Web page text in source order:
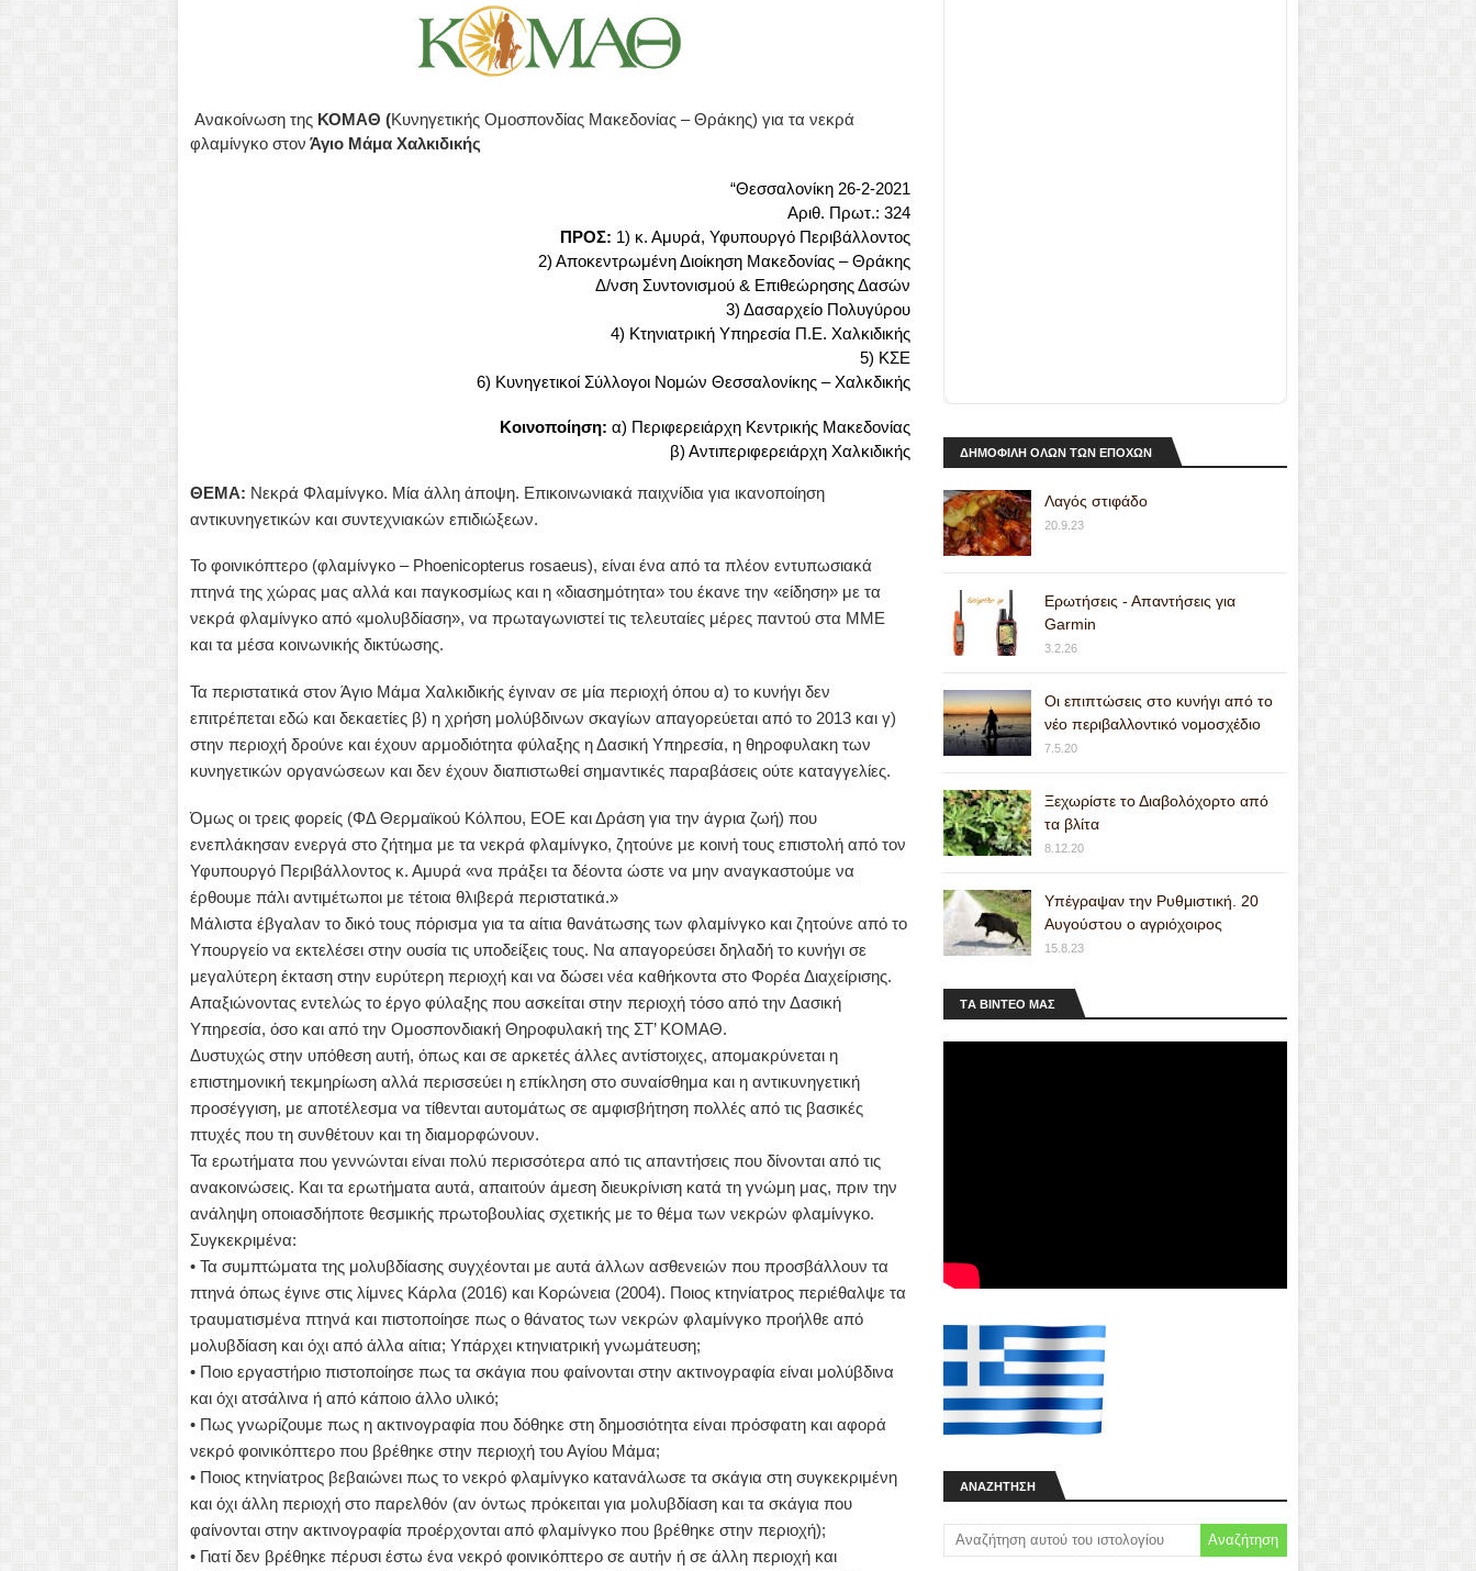
Ανακοίνωση της ΚΟΜΑΘ (Κυνηγετικής Ομοσπονδίας Μακεδονίας – Θράκης) για τα νεκρά
φλαμίνγκο στον Άγιο Μάμα Χαλκιδικής
“Θεσσαλονίκη 26-2-2021
Αριθ. Πρωτ.: 324
ΠΡΟΣ: 1) κ. Αμυρά, Υφυπουργό Περιβάλλοντος
2) Αποκεντρωμένη Διοίκηση Μακεδονίας – Θράκης
Δ/νση Συντονισμού & Επιθεώρησης Δασών
3) Δασαρχείο Πολυγύρου
4) Κτηνιατρική Υπηρεσία Π.Ε. Χαλκιδικής
5) ΚΣΕ
6) Κυνηγετικοί Σύλλογοι Νομών Θεσσαλονίκης – Χαλκδικής
Κοινοποίηση: α) Περιφερειάρχη Κεντρικής Μακεδονίας
β) Αντιπεριφερειάρχη Χαλκιδικής
ΘΕΜΑ: Νεκρά Φλαμίνγκο. Μία άλλη άποψη. Επικοινωνιακά παιχνίδια για ικανοποίηση
αντικυνηγετικών και συντεχνιακών επιδιώξεων.
Το φοινικόπτερο (φλαμίνγκο – Phoenicopterus rosaeus), είναι ένα από τα πλέον εντυπωσιακά
πτηνά της χώρας μας αλλά και παγκοσμίως και η «διασημότητα» του έκανε την «είδηση» με τα
νεκρά φλαμίνγκο από «μολυβδίαση», να πρωταγωνιστεί τις τελευταίες μέρες παντού στα ΜΜΕ
και τα μέσα κοινωνικής δικτύωσης.
Τα περιστατικά στον Άγιο Μάμα Χαλκιδικής έγιναν σε μία περιοχή όπου α) το κυνήγι δεν
επιτρέπεται εδώ και δεκαετίες β) η χρήση μολύβδινων σκαγίων απαγορεύεται από το 2013 και γ)
στην περιοχή δρούνε και έχουν αρμοδιότητα φύλαξης η Δασική Υπηρεσία, η θηροφυλακη των
κυνηγετικών οργανώσεων και δεν έχουν διαπιστωθεί σημαντικές παραβάσεις ούτε καταγγελίες.
Όμως οι τρεις φορείς (ΦΔ Θερμαϊκού Κόλπου, ΕΟΕ και Δράση για την άγρια ζωή) που
ενεπλάκησαν ενεργά στο ζήτημα με τα νεκρά φλαμίνγκο, ζητούνε με κοινή τους επιστολή από τον
Υφυπουργό Περιβάλλοντος κ. Αμυρά «να πράξει τα δέοντα ώστε να μην αναγκαστούμε να
έρθουμε πάλι αντιμέτωποι με τέτοια θλιβερά περιστατικά.»
Μάλιστα έβγαλαν το δικό τους πόρισμα για τα αίτια θανάτωσης των φλαμίνγκο και ζητούνε από το
Υπουργείο να εκτελέσει στην ουσία τις υποδείξεις τους. Να απαγορεύσει δηλαδή το κυνήγι σε
μεγαλύτερη έκταση στην ευρύτερη περιοχή και να δώσει νέα καθήκοντα στο Φορέα Διαχείρισης.
Απαξιώνοντας εντελώς το έργο φύλαξης που ασκείται στην περιοχή τόσο από την Δασική
Υπηρεσία, όσο και από την Ομοσπονδιακή Θηροφυλακή της ΣΤ’ ΚΟΜΑΘ.
Δυστυχώς στην υπόθεση αυτή, όπως και σε αρκετές άλλες αντίστοιχες, απομακρύνεται η
επιστημονική τεκμηρίωση αλλά περισσεύει η επίκληση στο συναίσθημα και η αντικυνηγετική
προσέγγιση, με αποτέλεσμα να τίθενται αυτομάτως σε αμφισβήτηση πολλές από τις βασικές
πτυχές που τη συνθέτουν και τη διαμορφώνουν.
Τα ερωτήματα που γεννώνται είναι πολύ περισσότερα από τις απαντήσεις που δίνονται από τις
ανακοινώσεις. Και τα ερωτήματα αυτά, απαιτούν άμεση διευκρίνιση κατά τη γνώμη μας, πριν την
ανάληψη οποιασδήποτε θεσμικής πρωτοβουλίας σχετικής με το θέμα των νεκρών φλαμίνγκο.
Συγκεκριμένα:
• Τα συμπτώματα της μολυβδίασης συγχέονται με αυτά άλλων ασθενειών που προσβάλλουν τα
πτηνά όπως έγινε στις λίμνες Κάρλα (2016) και Κορώνεια (2004). Ποιος κτηνίατρος περιέθαλψε τα
τραυματισμένα πτηνά και πιστοποίησε πως ο θάνατος των νεκρών φλαμίνγκο προήλθε από
μολυβδίαση και όχι από άλλα αίτια; Υπάρχει κτηνιατρική γνωμάτευση;
• Ποιο εργαστήριο πιστοποίησε πως τα σκάγια που φαίνονται στην ακτινογραφία είναι μολύβδινα
και όχι ατσάλινα ή από κάποιο άλλο υλικό;
• Πως γνωρίζουμε πως η ακτινογραφία που δόθηκε στη δημοσιότητα είναι πρόσφατη και αφορά
νεκρό φοινικόπτερο που βρέθηκε στην περιοχή του Αγίου Μάμα;
• Ποιος κτηνίατρος βεβαιώνει πως το νεκρό φλαμίνγκο κατανάλωσε τα σκάγια στη συγκεκριμένη
και όχι άλλη περιοχή στο παρελθόν (αν όντως πρόκειται για μολυβδίαση και τα σκάγια που
φαίνονται στην ακτινογραφία προέρχονται από φλαμίνγκο που βρέθηκε στην περιοχή);
• Γιατί δεν βρέθηκε πέρυσι έστω ένα νεκρό φοινικόπτερο σε αυτήν ή σε άλλη περιοχή και
ΔΗΜΟΦΙΛΗ ΟΛΩΝ ΤΩΝ ΕΠΟΧΩΝ
Λαγός στιφάδο
20.9.23
Ερωτήσεις - Απαντήσεις για
Garmin
3.2.26
Οι επιπτώσεις στο κυνήγι από το
νέο περιβαλλοντικό νομοσχέδιο
7.5.20
Ξεχωρίστε το Διαβολόχορτο από
τα βλίτα
8.12.20
Υπέγραψαν την Ρυθμιστική. 20
Αυγούστου ο αγριόχοιρος
15.8.23
ΤA ΒΙΝΤΕΟ MAΣ
ΑΝΑΖΉΤΗΣΗ